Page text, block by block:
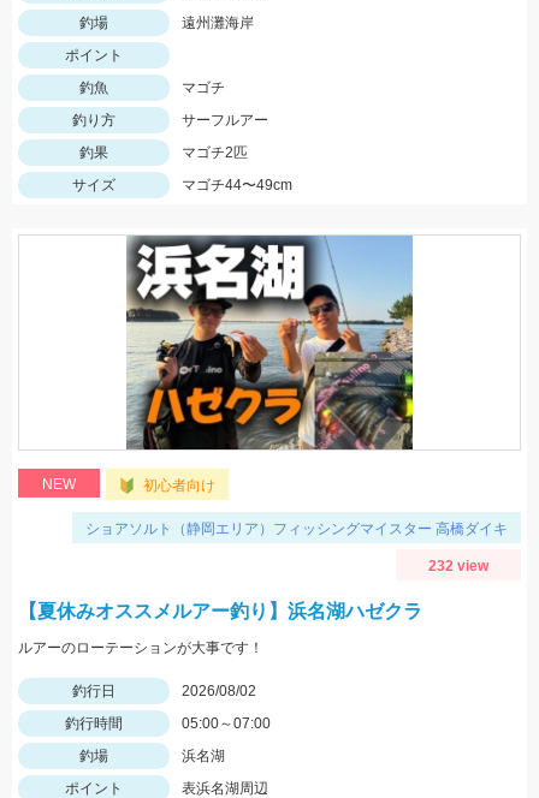
釣場
遠州灘海岸
ポイント
釣魚
マゴチ
釣り方
サーフルアー
釣果
マゴチ2匹
サイズ
マゴチ44〜49cm
NEW 初心者向け
ショアソルト（静岡エリア）フィッシングマイスター 高橋ダイキ
232 view
【夏休みオススメルアー釣り】浜名湖ハゼクラ
ルアーのローテーションが大事です！
釣行日
2026/08/02
釣行時間
05:00～07:00
釣場
浜名湖
ポイント
表浜名湖周辺